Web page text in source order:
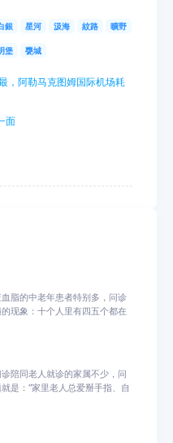
銀 星河 汲海 紋路 曠野
堡 甕城
，阿勒马克图姆国际机场耗
面
脂的中老年患者特别多，问诊
现象：十个人里有四五个都在
陪同老人就诊的家属不少，问
是：“家里老人总爱掰手指、自